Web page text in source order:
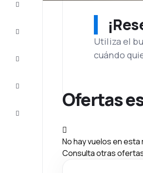
Utiliza el
cuándo
Ofertas
No hay vuelos en esta
Consulta otras